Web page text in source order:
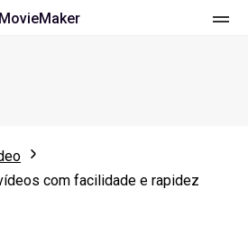
MovieMaker
com facilidade e rapidez